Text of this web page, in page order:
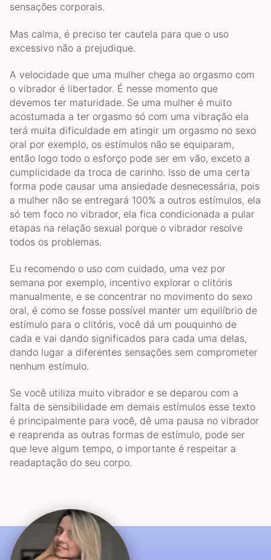
sensações corporais.
Mas calma, é preciso ter cautela para que o uso
excessivo não a prejudique.
A velocidade que uma mulher chega ao orgasmo com
o vibrador é libertador. É nesse momento que
devemos ter maturidade. Se uma mulher é muito
acostumada a ter orgasmo só com uma vibração ela
terá muita dificuldade em atingir um orgasmo no sexo
oral por exemplo, os estímulos não se equiparam,
então logo todo o esforço pode ser em vão, exceto a
cumplicidade da troca de carinho. Isso de uma certa
forma pode causar uma ansiedade desnecessária, pois
a mulher não se entregará 100% a outros estímulos, ela
só tem foco no vibrador, ela fica condicionada a pular
etapas na relação sexual porque o vibrador resolve
todos os problemas.
Eu recomendo o uso com cuidado, uma vez por
semana por exemplo, incentivo explorar o clitóris
manualmente, e se concentrar no movimento do sexo
oral, é como se fosse possível manter um equilíbrio de
estímulo para o clitóris, você dá um pouquinho de
cada e vai dando significados para cada uma delas,
dando lugar a diferentes sensações sem comprometer
nenhum estímulo.
Se você utiliza muito vibrador e se deparou com a
falta de sensibilidade em demais estímulos esse texto
é principalmente para você, dê uma pausa no vibrador
e reaprenda as outras formas de estímulo, pode ser
que leve algum tempo, o importante é respeitar a
readaptação do seu corpo.